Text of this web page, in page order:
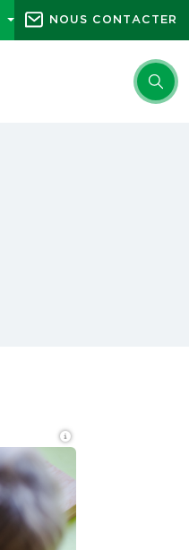
NOUS CONTACTER